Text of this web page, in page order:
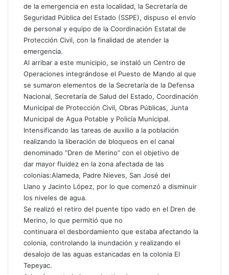
l
e
c
t
ó
n
de la emergencia en esta localidad, la Secretaría de
Seguridad Pública del Estado (SSPE), dispuso el envío
de personal y equipo de la Coordinación Estatal de
Protección Civil, con la finalidad de atender la
emergencia.
Al arribar a este municipio, se instaló un Centro de
Operaciones integrándose el Puesto de Mando al que
se sumaron elementos de la Secretaría de la Defensa
Nacional, Secretaría de Salud del Estado, Coordinación
Municipal de Protección Civil, Obras Públicas, Junta
Municipal de Agua Potable y Policía Municipal.
Intensificando las tareas de auxilio a la población
realizando la liberación de bloqueos en el canal
denominado “Dren de Merino” con el objetivo de
dar mayor fluidez en la zona afectada de las
colonias:Alameda, Padre Nieves, San José del
Llano y Jacinto López, por lo que comenzó a disminuir
los niveles de agua.
Se realizó el retiro del puente tipo vado en el Dren de
Merino, lo que permitió que no
continuara el desbordamiento que estaba afectando la
colonia, controlando la inundación y realizando el
desalojo de las aguas estancadas en la colonia El
Tepeyac.